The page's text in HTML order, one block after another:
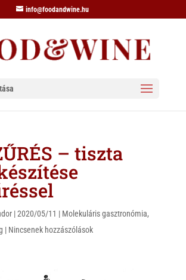
info@foodandwine.hu
– tiszta
|2020/05/11 | Molekuláris gasztronómia,
| Nincsenek hozzászólások